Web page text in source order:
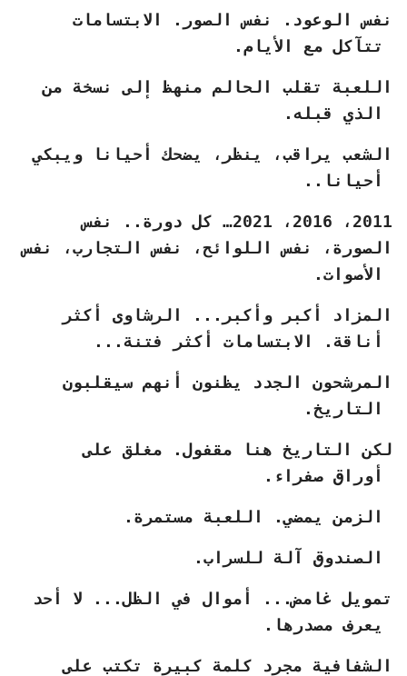
نفس الوعود. نفس الصور. الابتسامات
تتآكل مع الأيام.
اللعبة تقلب الحالم منهظ إلى نسخة من
الذي قبله.
الشعب يراقب، ينظر، يضحك أحيانا ويبكي
أحيانا..
2011، 2016، 2021… كل دورة.. نفس
الصورة، نفس اللوائح، نفس التجارب، نفس
الأصوات.
المزاد أكبر وأكبر... الرشاوى أكثر
أناقة. الابتسامات أكثر فتنة...
المرشحون الجدد يظنون أنهم سيقلبون
التاريخ.
لكن التاريخ هنا مقفول. مغلق على
أوراق صفراء.
الزمن يمضي. اللعبة مستمرة.
الصندوق آلة للسراب.
تمويل غامض... أموال في الظل... لا أحد
يعرف مصدرها.
الشفافية مجرد كلمة كبيرة تكتب على